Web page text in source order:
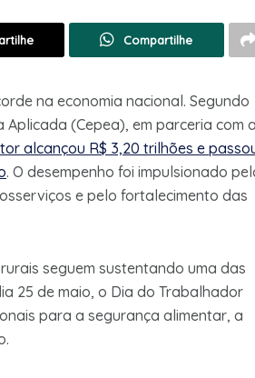
Compartilhe
na economia nacional. Segundo
(Cepea), em parceria com a
alcançou R$ 3,20 trilhões e
. O desempenho foi impulsionado
e pelo fortalecimento das
seguem sustentando uma das
25 de maio, o Dia do Trabalhador
para a segurança alimentar, a